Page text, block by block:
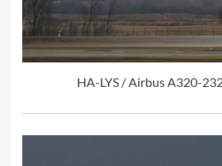
HA-LYS / Airbus A320-